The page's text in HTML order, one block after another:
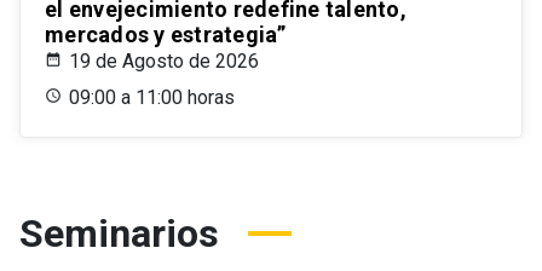
el envejecimiento redefine talento,
mercados y estrategia”
19 de Agosto de 2026
09:00 a 11:00 horas
Seminarios